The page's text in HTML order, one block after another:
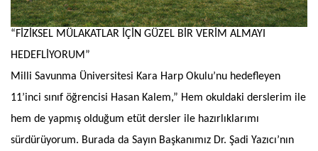
“FİZİKSEL MÜLAKATLAR İÇİN GÜZEL BİR VERİM ALMAYI
HEDEFLİYORUM”
Milli Savunma Üniversitesi Kara Harp Okulu’nu hedefleyen
11’inci sınıf öğrencisi Hasan Kalem,” Hem okuldaki derslerim ile
hem de yapmış olduğum etüt dersler ile hazırlıklarımı
sürdürüyorum. Burada da Sayın Başkanımız Dr. Şadi Yazıcı’nın